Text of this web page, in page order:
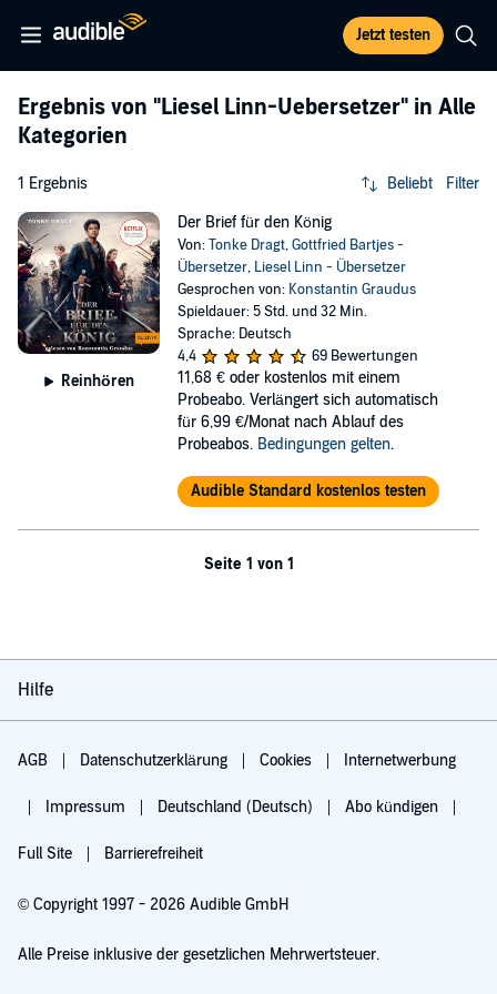
Jetzt testen
Ergebnis von "Liesel Linn-Uebersetzer" in Alle
Kategorien
1 Ergebnis Beliebt Filter
Reinhören
Der Brief für den König
Von:Tonke Dragt,Gottfried Bartjes -
Übersetzer, Liesel Linn - Übersetzer
Gesprochen von: Konstantin Graudus
Spieldauer: 5 Std. und 32 Min.
Sprache: Deutsch
4,4
69 Bewertungen
11,68 € oder kostenlos mit einem
Probeabo. Verlängert sich automatisch
für 6,99 €/Monat nach Ablauf des
Probeabos. Bedingungen gelten.
Audible Standard kostenlos testen
Seite 1 von 1
Hilfe
AGB Datenschutzerklärung Cookies Internetwerbung
Impressum Deutschland (Deutsch) Abo kündigen
Full Site Barrierefreiheit
© Copyright 1997 - 2026 Audible GmbH
Alle Preise inklusive der gesetzlichen Mehrwertsteuer.